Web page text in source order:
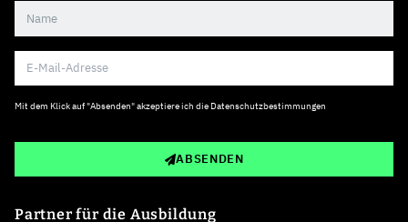
Mit dem Klick auf "Absenden" akzeptiere ich die Datenschutzbestimmungen
ABSENDEN
Partner für die Ausbildung